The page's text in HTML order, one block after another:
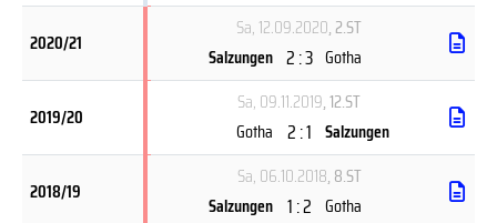
2020/21
Sa, 12.09.2020, 2.ST
Salzungen 2 : 3 Gotha
2019/20
Sa, 09.11.2019, 12.ST
Gotha 2 : 1 Salzungen
2018/19
Sa, 06.10.2018, 8.ST
Salzungen 1 : 2 Gotha